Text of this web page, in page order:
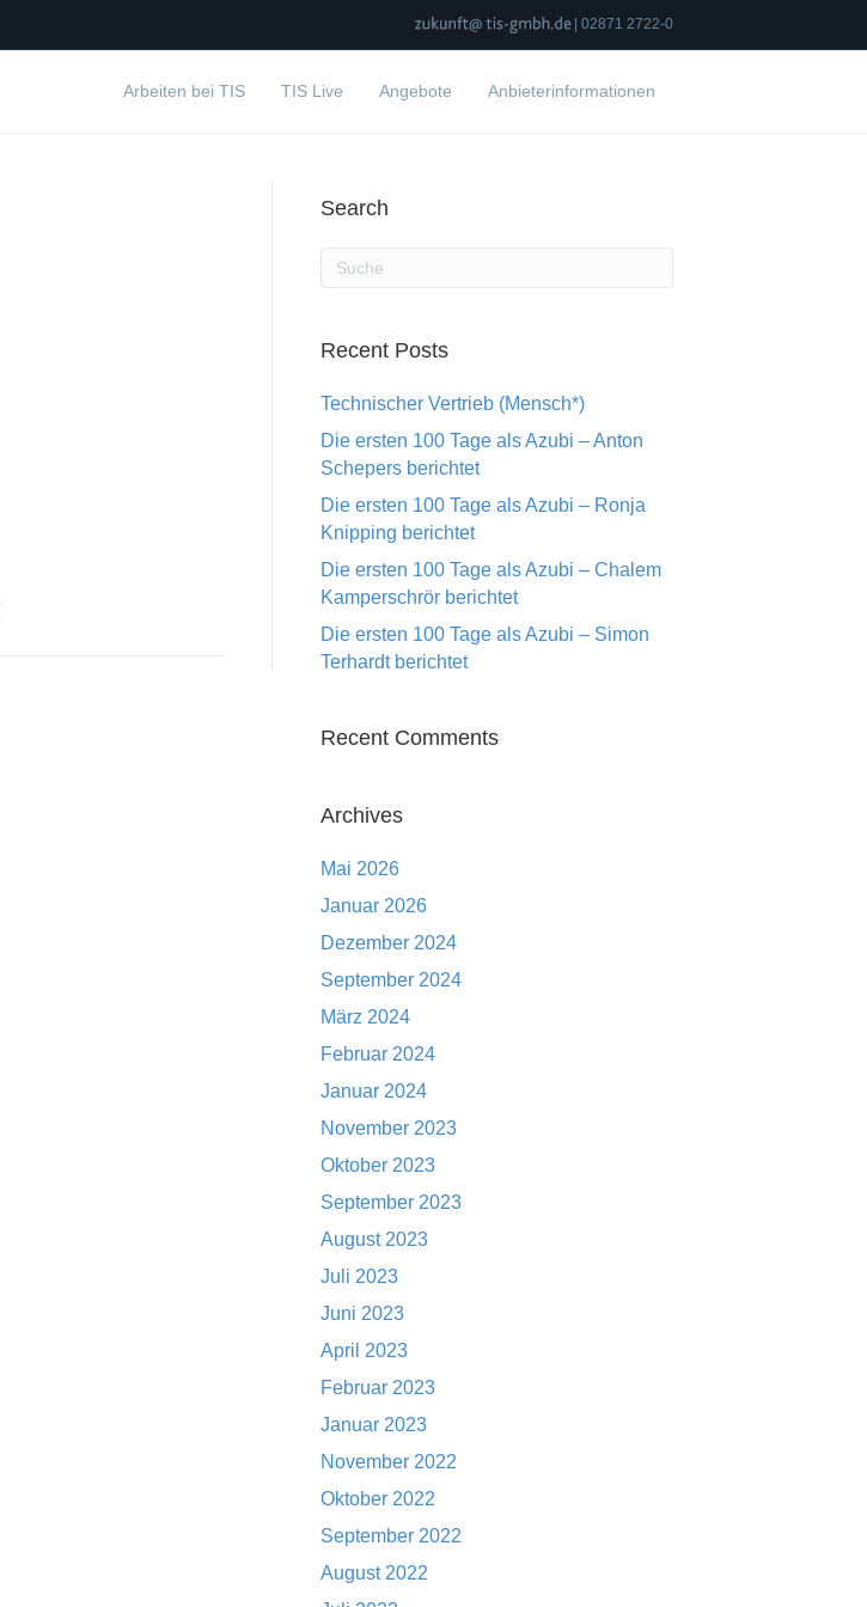
| 02871 2722-0
Arbeiten bei TIS TIS Live Angebote Anbieterinformationen
Search
Recent Posts
Technischer Vertrieb (Mensch*)
Die ersten 100 Tage als Azubi – Anton
Schepers berichtet
Die ersten 100 Tage als Azubi – Ronja
Knipping berichtet
Die ersten 100 Tage als Azubi – Chalem
Kamperschrör berichtet
Die ersten 100 Tage als Azubi – Simon
Terhardt berichtet
Recent Comments
Archives
Mai 2026
Januar 2026
Dezember 2024
September 2024
März 2024
Februar 2024
Januar 2024
November 2023
Oktober 2023
September 2023
August 2023
Juli 2023
Juni 2023
April 2023
Februar 2023
Januar 2023
November 2022
Oktober 2022
September 2022
August 2022